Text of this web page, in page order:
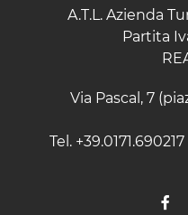
A.T.L. Azienda
Partita
Via Pascal, 7
Tel.